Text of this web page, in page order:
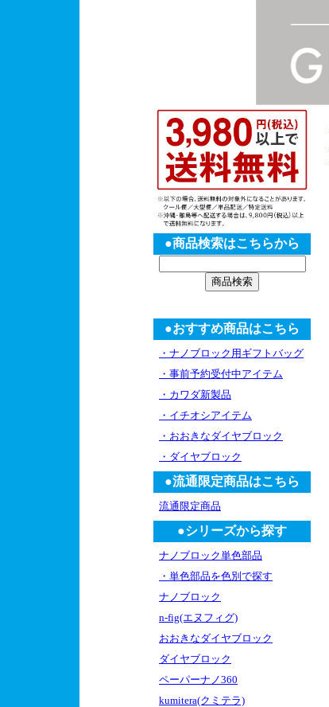
●商品検索はこちらから
●おすすめ商品はこちら
・ナノブロック用ギフトバッグ
・事前予約受付中アイテム
・カワダ新製品
・イチオシアイテム
・おおきなダイヤブロック
・ダイヤブロック
●流通限定商品はこちら
流通限定商品
●シリーズから探す
ナノブロック単色部品
・単色部品を色別で探す
ナノブロック
n-fig(エヌフィグ)
おおきなダイヤブロック
ダイヤブロック
ペーパーナノ360
kumitera(クミテラ)